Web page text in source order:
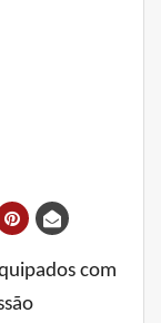
com